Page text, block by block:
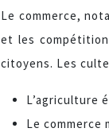
Le commerce,
et les
citoyens. Les
L’agriculture
Le